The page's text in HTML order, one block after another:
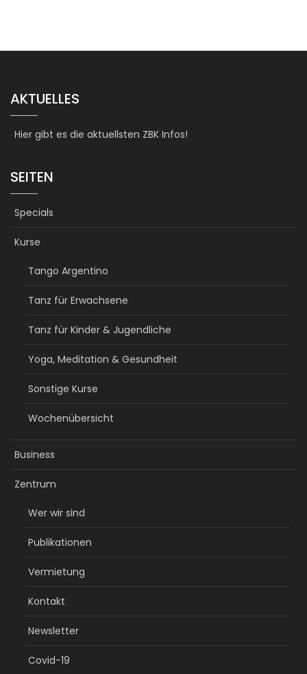
AKTUELLES
Hier gibt es die aktuellsten ZBK Infos!
SEITEN
Specials
Kurse
Tango Argentino
Tanz für Erwachsene
Tanz für Kinder & Jugendliche
Yoga, Meditation & Gesundheit
Sonstige Kurse
Wochenübersicht
Business
Zentrum
Wer wir sind
Publikationen
Vermietung
Kontakt
Newsletter
Covid-19